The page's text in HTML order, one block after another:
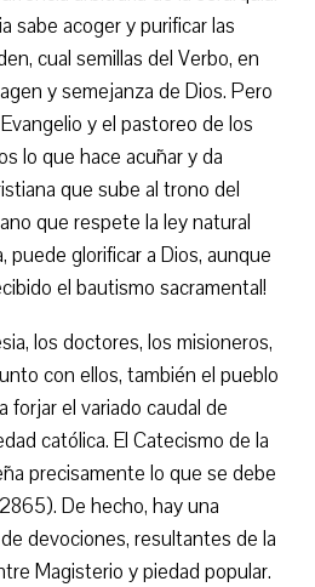
sabe acoger y purificar las
cual semillas del Verbo, en
y semejanza de Dios. Pero
y el pastoreo de los
lo que hace acuñar y da
que sube al trono del
que respete la ley natural
puede glorificar a Dios, aunque
el bautismo sacramental!
los doctores, los misioneros,
con ellos, también el pueblo
forjar el variado caudal de
católica. El Catecismo de la
precisamente lo que se debe
De hecho, hay una
devociones, resultantes de la
Magisterio y piedad popular.